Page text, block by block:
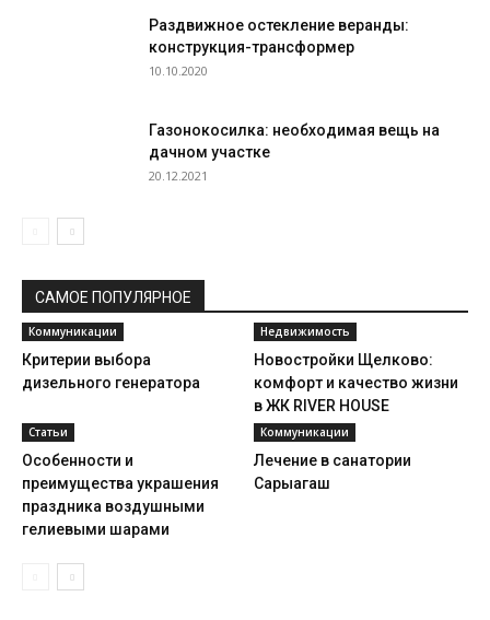
Раздвижное остекление веранды:
конструкция-трансформер
10.10.2020
Газонокосилка: необходимая вещь на
дачном участке
20.12.2021
САМОЕ ПОПУЛЯРНОЕ
Коммуникации
Критерии выбора
дизельного генератора
Недвижимость
Новостройки Щелково:
комфорт и качество жизни
в ЖК RIVER HOUSE
Статьи
Особенности и
преимущества украшения
праздника воздушными
гелиевыми шарами
Коммуникации
Лечение в санатории
Сарыагаш